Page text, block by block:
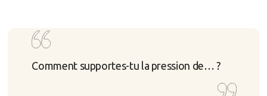
Comment supportes-tu la pression de… ?